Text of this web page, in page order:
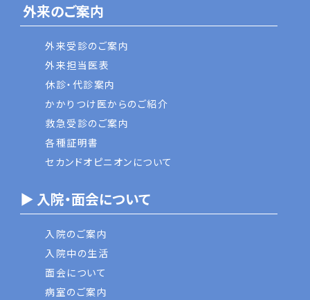
外来のご案内
外来受診のご案内
外来担当医表
休診・代診案内
かかりつけ医からのご紹介
救急受診のご案内
各種証明書
セカンドオピニオンについて
▶ 入院・面会について
入院のご案内
入院中の生活
面会について
病室のご案内